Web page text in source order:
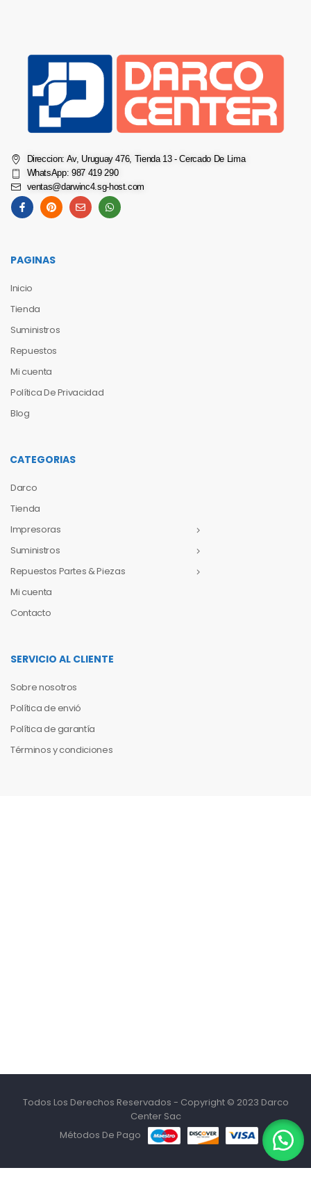
Direccion: Av, Uruguay 476, Tienda 13 - Cercado De Lima
WhatsApp: 987 419 290
ventas@darwinc4.sg-host.com
PAGINAS
Inicio
Tienda
Suministros
Repuestos
Mi cuenta
Política De Privacidad
Blog
CATEGORIAS
Darco
Tienda
Impresoras
Suministros
Repuestos Partes & Piezas
Mi cuenta
Contacto
SERVICIO AL CLIENTE
Sobre nosotros
Política de envió
Política de garantía
Términos y condiciones
Todos Los Derechos Reservados - Copyright © 2023 Darco
Center Sac
Métodos De Pago